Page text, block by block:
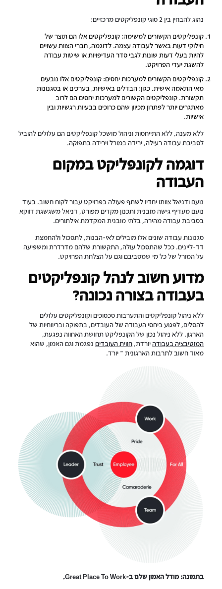
נהוג להבחין בין 2 סוגי קונפליקטים מרכזיים:
קונפליקטים הקשורים למשימה: קונפליקטים אלו הם תוצר של
חילוקי דעות באשר לעבודה עצמה. לדוגמה, חברי הצוות עשויים
להיות בעלי דעות שונות לגבי סדר העדיפויות או שיטות עבודה
להשגת יעדי הפרויקט.
קונפליקטים הקשורים למערכות יחסים: קונפליקטים אלו נובעים
מאי התאמה אישית, כגון: הבדלים באישיות, בערכים או בסגנונות
תקשורת. קונפליקטים הקשורים למערכות יחסים הם לרוב
מאתגרים יותר לפתרון מכיוון שהם כרוכים בבעיות רגשיות ובין
אישיות.
ללא מענה, ללא התייחסות וניהול מושכל קונפליקטים הם עלולים להוביל
לסביבת עבודה רעילה, ירידה במורל וירידה בתפוקה.
דוגמה לקונפליקט במקום
העבודה
נועם ודניאל צוותו יחדיו לשתף פעולה בפרויקט עבור לקוח חשוב. בעוד
נועם מעדיף גישה מובנית ותכנון מקדים מפורט, דניאל משגשגת דווקא
בסביבת עבודה מהירה, בלתי מובנית המקדמת אילתורים.
סגנונות עבודה שונים אלו מובילים לאי-הבנות, לתסכול ולהחמצת
דד-ליינים. ככל שהתסכול עולה, התקשורת שלהם מדרדרת ומשפיעה
על המורל של כל מי שמסביבם וגם על הצלחת הפרויקט.
מדוע חשוב לנהל קונפליקטים
בעבודה בצורה נכונה?
ללא ניהול קונפליקטים והתערבות סכסוכים וקונפליקטים עלולים
להסלים, לפגוע ביחסי העבודה של העובדים, בתפוקה ובריווחיות של
הארגון. ללא ניהול נכון של הקונפליקט תחושת האחווה נפגעת,
המוטיבציה בעבודהיורדת, חווית העובדים נפגמת וגם האמון, שהוא
מאוד חשובלתרבות הארגונית– יורד.
בתמונה: מודל האמון שלנו ב-Great Place To Work.